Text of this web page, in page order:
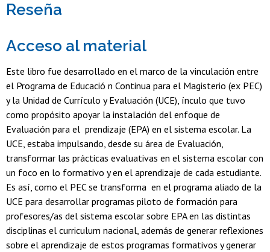
Reseña
Acceso al material
Este libro fue desarrollado en el marco de la vinculación entre
el Programa de Educació n Continua para el Magisterio (ex PEC)
y la Unidad de Currículo y Evaluación (UCE), ínculo que tuvo
como propósito apoyar la instalación del enfoque de
Evaluación para el prendizaje (EPA) en el sistema escolar. La
UCE, estaba impulsando, desde su área de Evaluación,
transformar las prácticas evaluativas en el sistema escolar con
un foco en lo formativo y en el aprendizaje de cada estudiante.
Es así, como el PEC se transforma en el programa aliado de la
UCE para desarrollar programas piloto de formación para
profesores/as del sistema escolar sobre EPA en las distintas
disciplinas el curriculum nacional, además de generar reflexiones
sobre el aprendizaje de estos programas formativos y generar